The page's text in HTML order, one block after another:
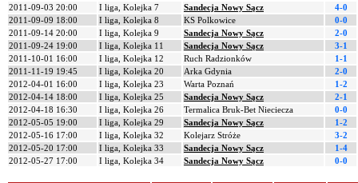
2011-09-03 20:00
I liga, Kolejka 7 Sandecja Nowy Sącz
4-0
2011-09-09 18:00
I liga, Kolejka 8 KS Polkowice
0-0
2011-09-14 20:00
I liga, Kolejka 9 Sandecja Nowy Sącz
2-0
2011-09-24 19:00
I liga, Kolejka 11 Sandecja Nowy Sącz
3-1
2011-10-01 16:00
I liga, Kolejka 12 Ruch Radzionków
1-1
2011-11-19 19:45
I liga, Kolejka 20 Arka Gdynia
2-0
2012-04-01 16:00
I liga, Kolejka 23 Warta Poznań
1-2
2012-04-14 18:00
I liga, Kolejka 25 Sandecja Nowy Sącz
2-1
2012-04-18 16:30
I liga, Kolejka 26 Termalica Bruk-Bet Nieciecza
0-0
2012-05-05 19:00
I liga, Kolejka 29 Sandecja Nowy Sącz
1-2
2012-05-16 17:00
I liga, Kolejka 32 Kolejarz Stróże
3-2
2012-05-20 17:00
I liga, Kolejka 33 Sandecja Nowy Sącz
1-4
2012-05-27 17:00
I liga, Kolejka 34 Sandecja Nowy Sącz 0-0